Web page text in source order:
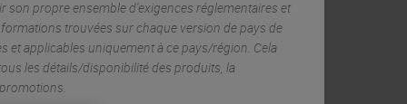
son propre ensemble d'exigences réglementaires et
trouvées sur chaque version de pays de
et applicables uniquement à ce pays/région. Cela
les détails/disponibilité des produits, la
RELATED PRODUCTS